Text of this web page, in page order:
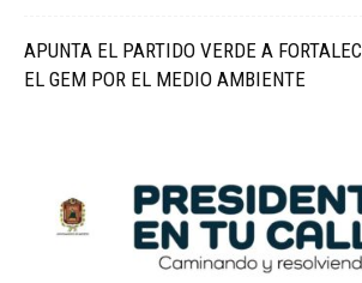
APUNTA EL PARTIDO VERDE A
EL GEM POR EL MEDIO AMBIENTE